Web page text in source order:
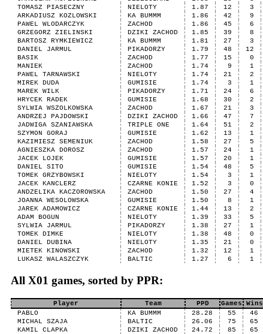
TOMASZ PIASECZNY
NIELOTY 1.87 12 3
ARKADIUSZ KOZLOWSKI
KA BUMMM 1.86 42 9
PAWEL WLODARCZYK
ZACHOD 1.86 45 6
GRZEGORZ ZIELINSKI
DZIKI ZACHOD 1.85 39 8
BARTOSZ RYMKIEWICZ
KA BUMMM 1.81 27 3
DANIEL JARMUL
PIKADORZY 1.79 48 12
BASIK
ZACHOD 1.77 15 0
MANIEK
ZACHOD 1.74 9 1
PAWEL TARNAWSKI
NIELOTY 1.74 21 2
MIREK DUDA
GUMISIE 1.74 3 1
MAREK WILK
PIKADORZY 1.71 24 6
HRYCEK RADEK
GUMISIE 1.68 30 2
SYLWIA WSZOLKOWSKA
ZACHOD 1.67 21 3
ANDRZEJ PAJDOWSKI
DZIKI ZACHOD 1.66 47 7
JADWIGA SZANIAWSKA
TRIPLE ONE 1.64 51 2
SZYMON GORAJ
GUMISIE 1.62 13 1
KAZIMIESZ SEMENIUK
ZACHOD 1.58 27 5
AGNIESZKA DOROSZ
ZACHOD 1.57 24 1
JACEK LOJEK
GUMISIE 1.57 20 1
DANIEL SITO
GUMISIE 1.54 48 5
TOMEK GRZYBOWSKI
NIELOTY 1.54 3 1
JACEK KANCLERZ
CZARNE KONIE 1.52 3 0
ANDZELIKA KACZOROWSKA
ZACHOD 1.50 27 4
JOANNA WESOLOWSKA
GUMISIE 1.50 8 1
JAREK ADAMOWICZ
CZARNE KONIE 1.44 13 2
ADAM BOGUN
NIELOTY 1.39 33 5
SYLWIA JARMUL
PIKADORZY 1.38 27 1
TOMEK DIMKE
NIELOTY 1.38 48 0
DANIEL DUBINA
NIELOTY 1.35 21 0
MIETEK KINOWSKI
ZACHOD 1.32 12 1
LUKASZ WALASZCZYK
BALTIC 1.27 6 1
All X01 games, sorted by PPR:
Player Team PPD Games Wins
PABLO
KA BUMMM 28.28 55 46
MICHAL SZAJA
BALTIC 26.06 75 65
KAMIL CLAPKA
DZIKI ZACHOD 24.72 85 65